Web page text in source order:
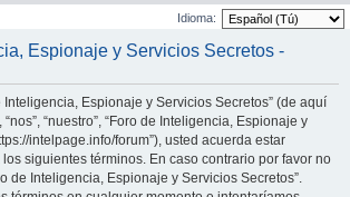
u
Idioma:
Espionaje y Servicios Secretos -
Inteligencia, Espionaje y Servicios Secretos” (de aquí
“nuestro”, “Foro de Inteligencia, Espionaje y
intelpage.info/forum”), usted acuerda estar
siguientes términos. En caso contrario por favor no
de Inteligencia, Espionaje y Servicios Secretos”.